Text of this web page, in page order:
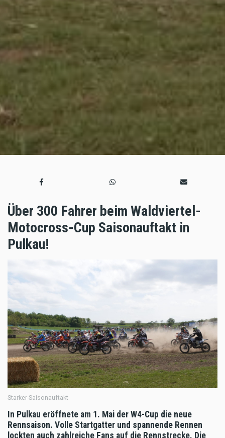
Über 300 Fahrer beim Waldviertel-
Motocross-Cup Saisonauftakt in
Pulkau!
Starker Saisonauftakt
In Pulkau eröffnete am 1. Mai der W4-Cup die neue
Rennsaison. Volle Startgatter und spannende Rennen
lockten auch zahlreiche Fans auf die Rennstrecke. Die